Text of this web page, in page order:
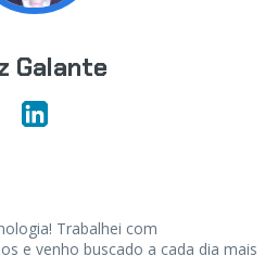
Galante
Trabalhei com
e venho buscado a cada dia mais